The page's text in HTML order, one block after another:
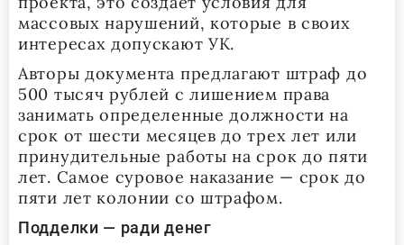
массовых нарушений, которые в своих
интересах допускают УК.
Авторы документа предлагают штраф до
500 тысяч рублей с лишением права
занимать определенные должности на
срок от шести месяцев до трех лет или
принудительные работы на срок до пяти
лет. Самое суровое наказание — срок до
пяти лет колонии со штрафом.
Подделки — ради денег